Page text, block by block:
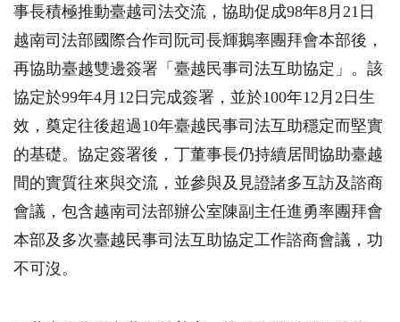
事長積極推動臺越司法交流，協助促成98年8 月 21 日
越南司法部國際合作司阮司長輝鵝率團拜會本部後，
再協助臺越雙邊簽署「臺越民事司法互助協定」。該
協定於99年4 月 12 日完成簽署，並於100年12 月 2 日生
效，奠定往後超過10年臺越民事司法互助穩定而堅實
的基礎。協定簽署後，丁董事長仍持續居間協助臺越
間的實質往來與交流，並參與及見證諸多互訪及諮商
會議，包含越南司法部辦公室陳副主任進勇率團拜會
本部及多次臺越民事司法互助協定工作諮商會議，功
不可沒。